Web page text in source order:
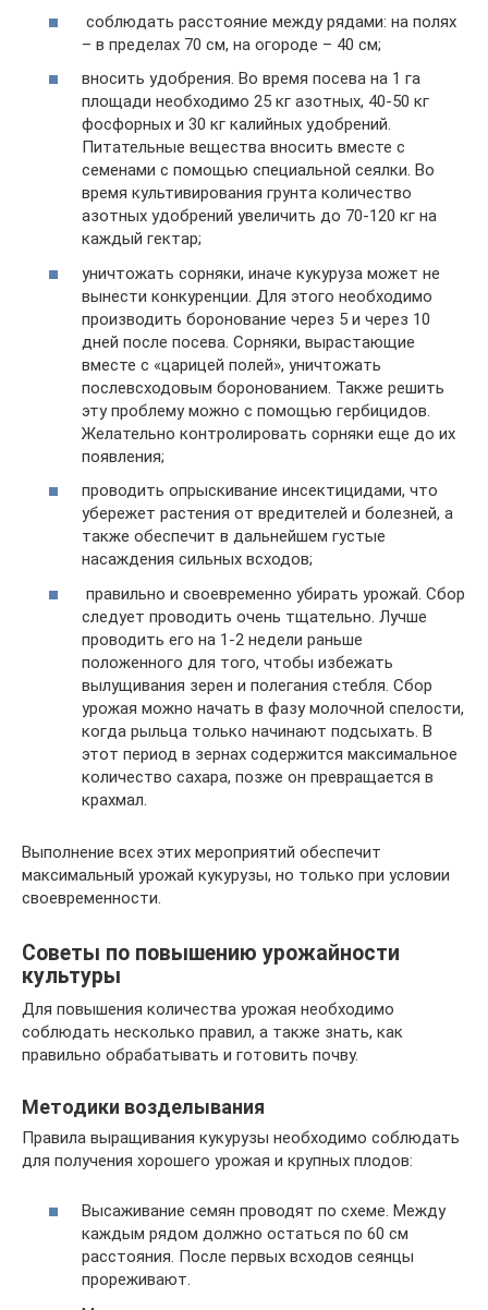
соблюдать расстояние между рядами: на полях
– в пределах 70 см, на огороде – 40 см;
вносить удобрения. Во время посева на 1 га
площади необходимо 25 кг азотных, 40-50 кг
фосфорных и 30 кг калийных удобрений.
Питательные вещества вносить вместе с
семенами с помощью специальной сеялки. Во
время культивирования грунта количество
азотных удобрений увеличить до 70-120 кг на
каждый гектар;
уничтожать сорняки, иначе кукуруза может не
вынести конкуренции. Для этого необходимо
производить боронование через 5 и через 10
дней после посева. Сорняки, вырастающие
вместе с «царицей полей», уничтожать
послевсходовым боронованием. Также решить
эту проблему можно с помощью гербицидов.
Желательно контролировать сорняки еще до их
появления;
проводить опрыскивание инсектицидами, что
убережет растения от вредителей и болезней, а
также обеспечит в дальнейшем густые
насаждения сильных всходов;
правильно и своевременно убирать урожай. Сбор
следует проводить очень тщательно. Лучше
проводить его на 1-2 недели раньше
положенного для того, чтобы избежать
вылущивания зерен и полегания стебля. Сбор
урожая можно начать в фазу молочной спелости,
когда рыльца только начинают подсыхать. В
этот период в зернах содержится максимальное
количество сахара, позже он превращается в
крахмал.
Выполнение всех этих мероприятий обеспечит
максимальный урожай кукурузы, но только при условии
своевременности.
Советы по повышению урожайности
культуры
Для повышения количества урожая необходимо
соблюдать несколько правил, а также знать, как
правильно обрабатывать и готовить почву.
Методики возделывания
Правила выращивания кукурузы необходимо соблюдать
для получения хорошего урожая и крупных плодов:
Высаживание семян проводят по схеме. Между
каждым рядом должно остаться по 60 см
расстояния. После первых всходов сеянцы
прореживают.